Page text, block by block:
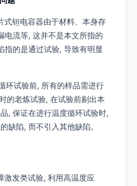
式钽电容器由于材料、本身存
电流等, 这并不是本文所指的
指的是通过试验, 导致有明显
环试验前, 所有的样品需进行
的老炼试验, 在试验前剔出本
, 保证在进行温度循环试验时,
缺陷, 而不引入其他缺陷。
激发类试验, 利用高温度应